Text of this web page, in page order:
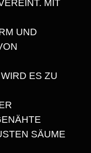
MIT
UND
ES ZU
SÄUME